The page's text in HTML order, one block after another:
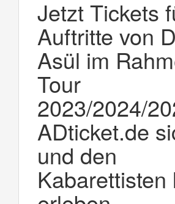
Jetzt Tickets
Auftritte von
Asül im
Tour
2023/2024/
ADticket.de
und den
Kabarettisten